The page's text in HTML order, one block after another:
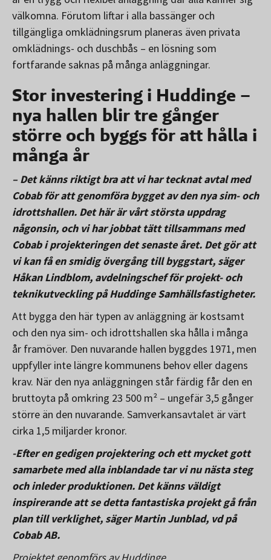
välkomna. Förutom liftar i alla bassänger och
tillgängliga omklädningsrum planeras även privata
omklädnings- och duschbås – en lösning som
fortfarande saknas på många anläggningar.
Stor investering i Huddinge –
nya hallen blir tre gånger
större och byggs för att hålla i
många år
– Det känns riktigt bra att vi har tecknat avtal med
Cobab för att genomföra bygget av den nya sim- och
idrottshallen. Det här är vårt största uppdrag
någonsin, och vi har jobbat tätt tillsammans med
Cobab i projekteringen det senaste året. Det gör att
vi kan få en smidig övergång till byggstart, säger
Håkan Lindblom, avdelningschef för projekt- och
teknikutveckling på Huddinge Samhällsfastigheter.
Att bygga den här typen av anläggning är kostsamt
och den nya sim- och idrottshallen ska hålla i många
år framöver. Den nuvarande hallen byggdes 1971, men
uppfyller inte längre kommunens behov eller dagens
krav. När den nya anläggningen står färdig får den en
bruttoyta på omkring 23 500 m² – ungefär 3,5 gånger
större än den nuvarande. Samverkansavtalet är värt
cirka 1,5 miljarder kronor.
-Efter en gedigen projektering och ett mycket gott
samarbete med alla inblandade tar vi nu nästa steg
och inleder produktionen. Det känns väldigt
inspirerande att se detta fantastiska projekt gå från
plan till verklighet, säger Martin Junblad, vd på
Cobab AB.